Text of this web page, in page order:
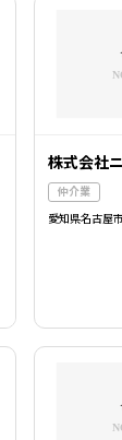
株式会社
仲介業
愛知県名古屋